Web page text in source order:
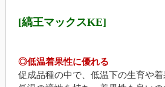
[縞王マックスKE]
◎低温着果性に優れる
促成品種の中で、低温下の生育や着